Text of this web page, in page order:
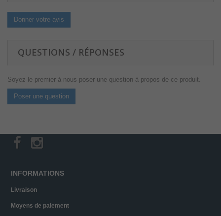
Donner votre avis
QUESTIONS / RÉPONSES
Soyez le premier à nous poser une question à propos de ce produit.
Poser une question
INFORMATIONS
Livraison
Moyens de paiement